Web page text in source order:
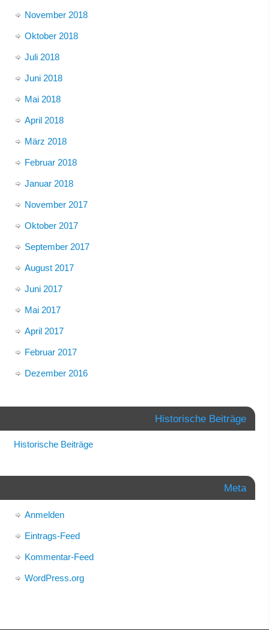
November 2018
Oktober 2018
Juli 2018
Juni 2018
Mai 2018
April 2018
März 2018
Februar 2018
Januar 2018
November 2017
Oktober 2017
September 2017
August 2017
Juni 2017
Mai 2017
April 2017
Februar 2017
Dezember 2016
Historische Beiträge
Historische Beiträge
Meta
Anmelden
Eintrags-Feed
Kommentar-Feed
WordPress.org